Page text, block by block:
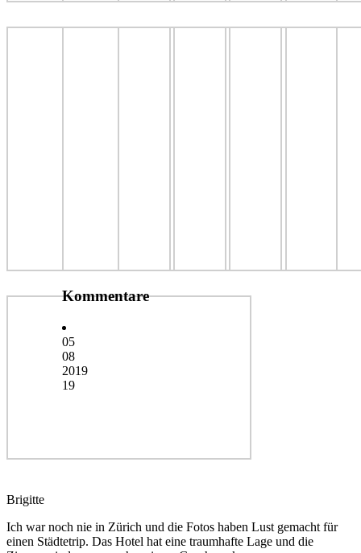
Kommentare
05
08
2019
19
Brigitte
Ich war noch nie in Zürich und die Fotos haben Lust gemacht für
einen Städtetrip. Das Hotel hat eine traumhafte Lage und die